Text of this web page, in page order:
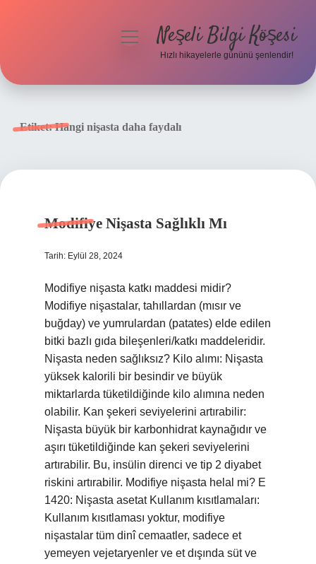
menüyüNeşeli Bilgi Köşesi
Hızlı hikayelerle gününü şenlendir!
Etiket:Hangi nişasta daha faydalı
Modifiye Nişasta Sağlıklı Mı
Tarih: Eylül 28, 2024
Modifiye nişasta katkı maddesi midir?
Modifiye nişastalar, tahıllardan (mısır ve
buğday) ve yumrulardan (patates) elde edilen
bitki bazlı gıda bileşenleri/katkı maddeleridir.
Nişasta neden sağlıksız? Kilo alımı: Nişasta
yüksek kalorili bir besindir ve büyük
miktarlarda tüketildiğinde kilo alımına neden
olabilir. Kan şekeri seviyelerini artırabilir:
Nişasta büyük bir karbonhidrat kaynağıdır ve
aşırı tüketildiğinde kan şekeri seviyelerini
artırabilir. Bu, insülin direnci ve tip 2 diyabet
riskini artırabilir. Modifiye nişasta helal mi? E
1420: Nişasta asetat Kullanım kısıtlamaları:
Kullanım kısıtlaması yoktur, modifiye
nişastalar tüm dinî cemaatler, sadece et
yemeyen vejetaryenler ve et dışında süt ve